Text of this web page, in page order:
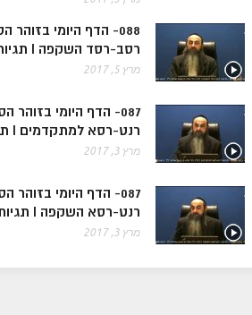
ספר הזוהר בראשית א' מתקדמים
ספר הזוהר בראשית ב' מתחילים
ספר הזוהר בראשית ב' מתקדמים
ספר הזוהר נח מתחילים
ספר הזוהר נח מתקדמים
ספר הזוהר לך לך מתקדמים
ספר הזוהר וירא מתחילים
088- הדף היומי
רסב-רסד השקפה I תגיות: שבע ברכות הכלה
מרץ 5, 2017
087- הדף היומי
רנט-רסא למתקדמים I תגיות: שבע ברכות הכלה
מרץ 3, 2017
087- הדף היומי
רנט-רסא השקפה I תגיות: שבע ברכות הכלה
מרץ 3, 2017